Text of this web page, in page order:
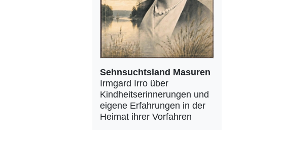
Sehnsuchtsland Masuren
Irmgard Irro über
Kindheitserinnerungen und
eigene Erfahrungen in der
Heimat ihrer Vorfahren